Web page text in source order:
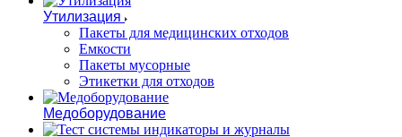
Утилизация
Пакеты для медицинских отходов
Емкости
Пакеты мусорные
Этикетки для отходов
Медоборудование